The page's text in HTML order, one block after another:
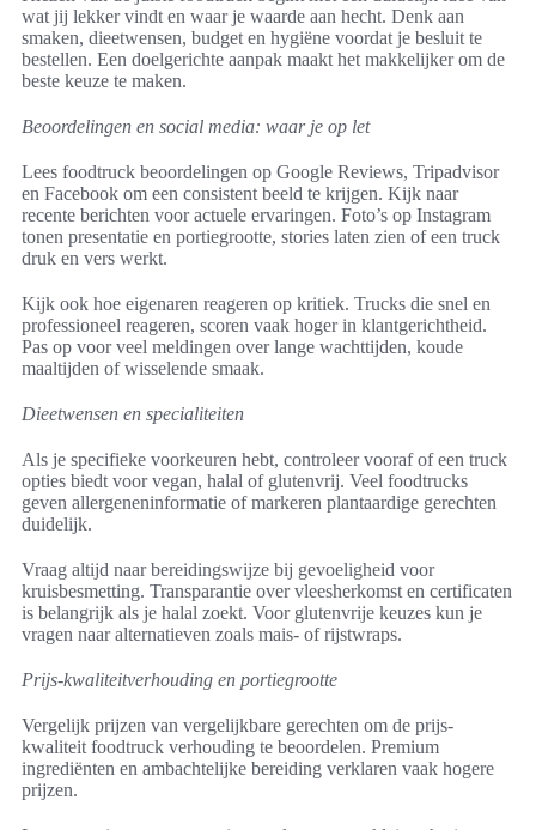
wat jij lekker vindt en waar je waarde aan hecht. Denk aan
smaken, dieetwensen, budget en hygiëne voordat je besluit te
bestellen. Een doelgerichte aanpak maakt het makkelijker om de
beste keuze te maken.
Beoordelingen en social media: waar je op let
Lees foodtruck beoordelingen op Google Reviews, Tripadvisor
en Facebook om een consistent beeld te krijgen. Kijk naar
recente berichten voor actuele ervaringen. Foto’s op Instagram
tonen presentatie en portiegrootte, stories laten zien of een truck
druk en vers werkt.
Kijk ook hoe eigenaren reageren op kritiek. Trucks die snel en
professioneel reageren, scoren vaak hoger in klantgerichtheid.
Pas op voor veel meldingen over lange wachttijden, koude
maaltijden of wisselende smaak.
Dieetwensen en specialiteiten
Als je specifieke voorkeuren hebt, controleer vooraf of een truck
opties biedt voor vegan, halal of glutenvrij. Veel foodtrucks
geven allergeneninformatie of markeren plantaardige gerechten
duidelijk.
Vraag altijd naar bereidingswijze bij gevoeligheid voor
kruisbesmetting. Transparantie over vleesherkomst en certificaten
is belangrijk als je halal zoekt. Voor glutenvrije keuzes kun je
vragen naar alternatieven zoals mais- of rijstwraps.
Prijs-kwaliteitverhouding en portiegrootte
Vergelijk prijzen van vergelijkbare gerechten om de prijs-
kwaliteit foodtruck verhouding te beoordelen. Premium
ingrediënten en ambachtelijke bereiding verklaren vaak hogere
prijzen.